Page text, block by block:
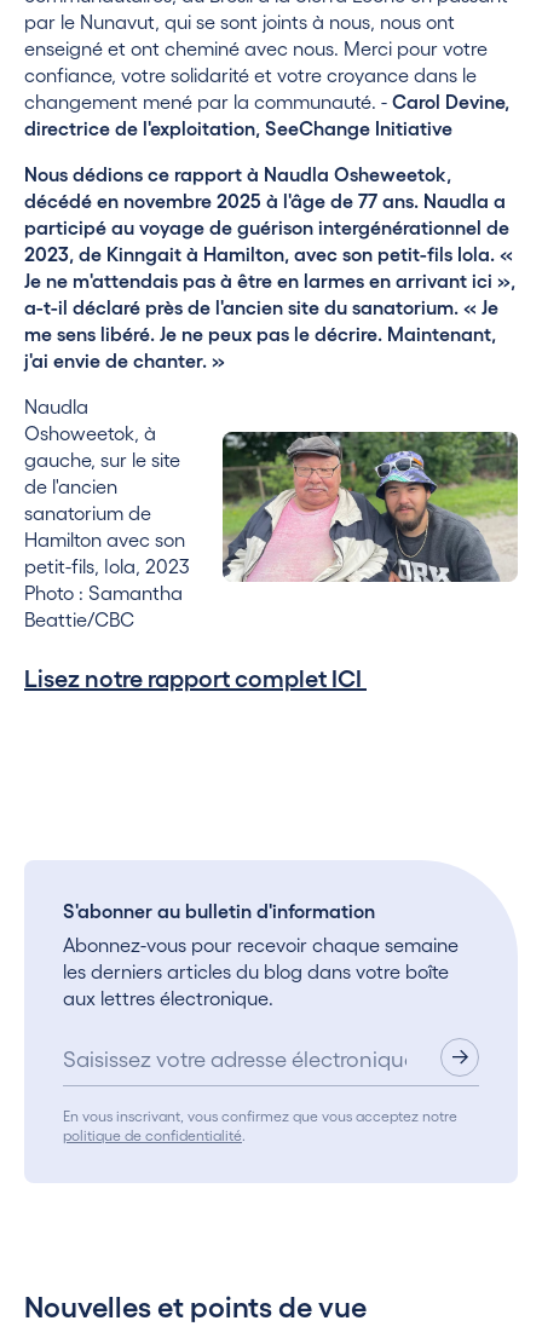
par le Nunavut, qui se sont joints à nous, nous ont
enseigné et ont cheminé avec nous. Merci pour votre
confiance, votre solidarité et votre croyance dans le
changement mené par la communauté. - Carol Devine,
directrice de l'exploitation, SeeChange Initiative
Nous dédions ce rapport à Naudla Osheweetok,
décédé en novembre 2025 à l'âge de 77 ans. Naudla a
participé au voyage de guérison intergénérationnel de
2023, de Kinngait à Hamilton, avec son petit-fils Iola. «
Je ne m'attendais pas à être en larmes en arrivant ici »,
a-t-il déclaré près de l'ancien site du sanatorium. « Je
me sens libéré. Je ne peux pas le décrire. Maintenant,
j'ai envie de chanter. »
Naudla
Oshoweetok, à
gauche, sur le site
de l'ancien
sanatorium de
Hamilton avec son
petit-fils, Iola, 2023
Photo : Samantha
Beattie/CBC
Lisez notre rapport complet ICI
S'abonner au bulletin d'information
Abonnez-vous pour recevoir chaque semaine
les derniers articles du blog dans votre boîte
aux lettres électronique.
En vous inscrivant, vous confirmez que vous acceptez notre
politique de confidentialité
Nouvelles et points de vue